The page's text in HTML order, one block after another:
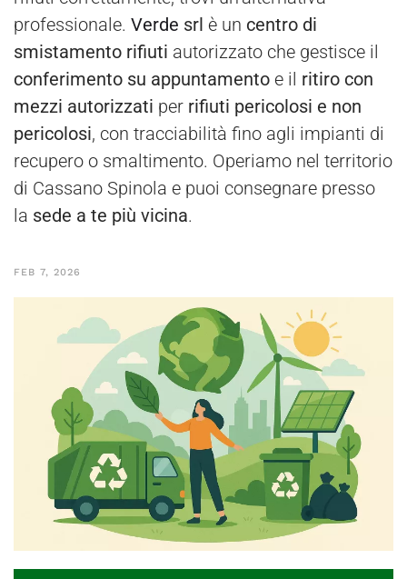
professionale. Verde srl è un centro di
smistamento rifiuti autorizzato che gestisce il
conferimento su appuntamento e il ritiro con
mezzi autorizzati per rifiuti pericolosi e non
pericolosi, con tracciabilità fino agli impianti di
recupero o smaltimento. Operiamo nel territorio
di Cassano Spinola e puoi consegnare presso
la sede a te più vicina.
FEB 7, 2026